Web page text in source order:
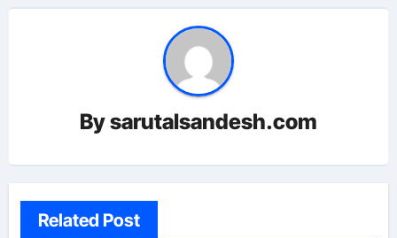
Bysarutalsandesh.com
Related Post